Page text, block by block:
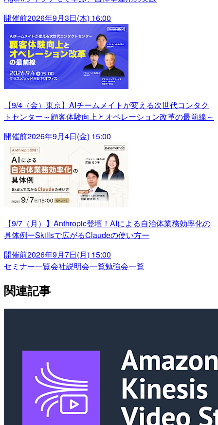
開催前2026年9月3日(木) 16:00
【9/4（金）東京】AIチームメイトが変える次世代コンタク
トセンター～顧客体験向上とオペレーション改革の最前線～
開催前2026年9月4日(金) 15:00
【9/7（月）】Anthropic登壇！AIによる自治体業務効率化の
具体例ーSkillsで広がるClaudeの使い方ー
開催前2026年9月7日(月) 15:00
セミナー一覧会社説明会一覧勉強会一覧
関連記事